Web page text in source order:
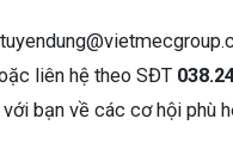
liên hệ theo SĐT
bạn về các cơ hội phù